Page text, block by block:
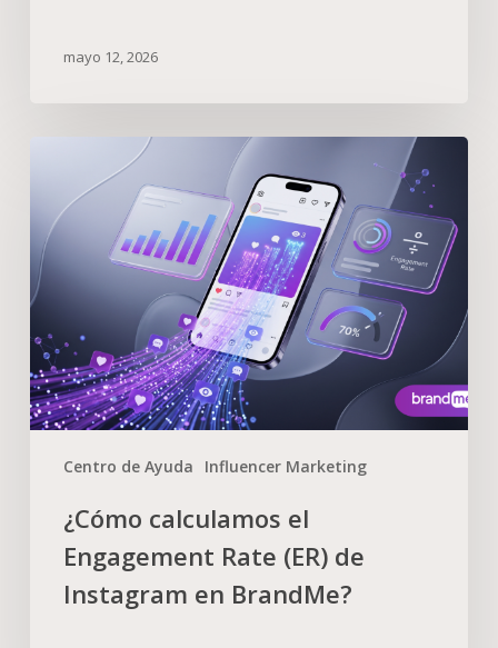
mayo 12, 2026
Centro de Ayuda Influencer Marketing
¿Cómo calculamos el
Engagement Rate (ER) de
Instagram en BrandMe?